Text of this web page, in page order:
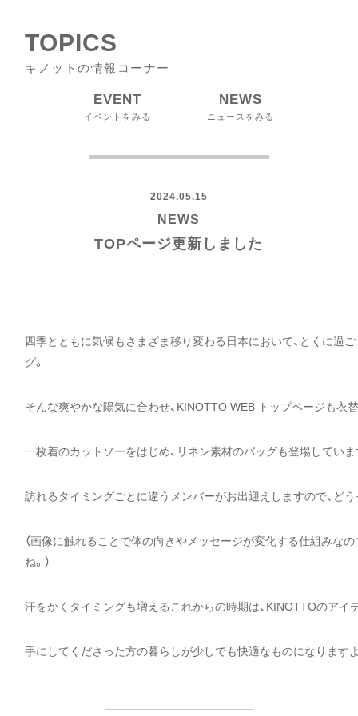
TOPICS
キノットの情報コーナー
EVENT
イベントをみる
NEWS
ニュースをみる
2024.05.15
NEWS
TOPページ更新しました
四季とともに気候もさまざま移り変わる日本において、とくに過
グ。
そんな爽やかな陽気に合わせ、KINOTTO WEB トップページも衣
一枚着のカットソーをはじめ、リネン素材のバッグも登場していま
訪れるタイミングごとに違うメンバーがお出迎えしますので、ど
（画像に触れることで体の向きやメッセージが変化する仕組みな
ね。）
汗をかくタイミングも増えるこれからの時期は、KINOTTOのアイ
手にしてくださった方の暮らしが少しでも快適なものになります